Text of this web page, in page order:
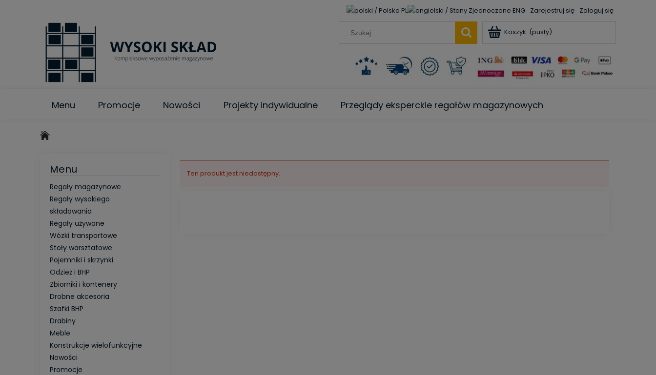
PL ENG Zarejestruj się Zaloguj się
Koszyk: (pusty)
Menu Promocje Nowości Projekty indywidualne Przeglądy eksperckie regałów magazynowych
Menu
Regały magazynowe
Regały wysokiego
składowania
Regały używane
Wózki transportowe
Stoły warsztatowe
Pojemniki i skrzynki
Odzież i BHP
Zbiorniki i kontenery
Drobne akcesoria
Szafki BHP
Drabiny
Meble
Konstrukcje wielofunkcyjne
Nowości
Promocje
Ten produkt jest niedostępny.